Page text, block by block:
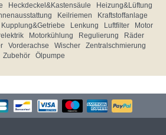
Heckdeckel&Kastensäule
Heizung&Lüftung
Keilriemen
Kraftstoffanlage
Kupplung&Getriebe Lenkung Luftfilter
Motor
Motorkühlung Regulierung
Räder
Vorderachse Wischer
Zentralschmierung
Zubehör
Ölpumpe